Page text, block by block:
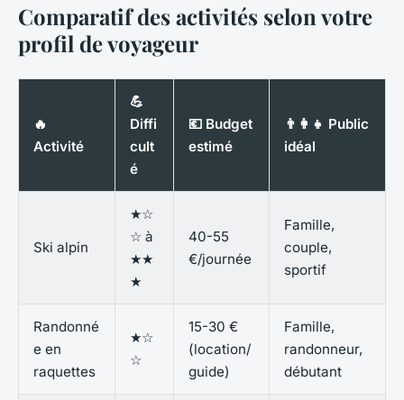
Comparatif des activités selon votre
profil de voyageur
🔥
Activité
💪
Diffi
cult
é
💶 Budget
estimé
👨‍👩‍👧 Public
idéal
Ski alpin
★☆
☆ à
★★
★
40-55
€/journée
Famille,
couple,
sportif
Randonné
e en
raquettes
★☆
☆
15-30 €
(location/
guide)
Famille,
randonneur,
débutant